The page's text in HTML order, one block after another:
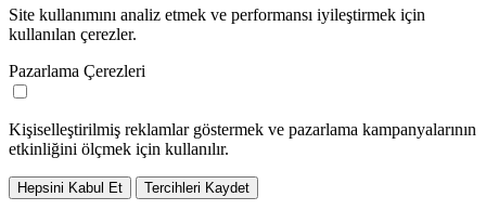
Site kullanımını analiz etmek ve performansı iyileştirmek için
kullanılan çerezler.
Pazarlama Çerezleri
Kişiselleştirilmiş reklamlar göstermek ve pazarlama kampanyalarının
etkinliğini ölçmek için kullanılır.
Hepsini Kabul Et Tercihleri Kaydet